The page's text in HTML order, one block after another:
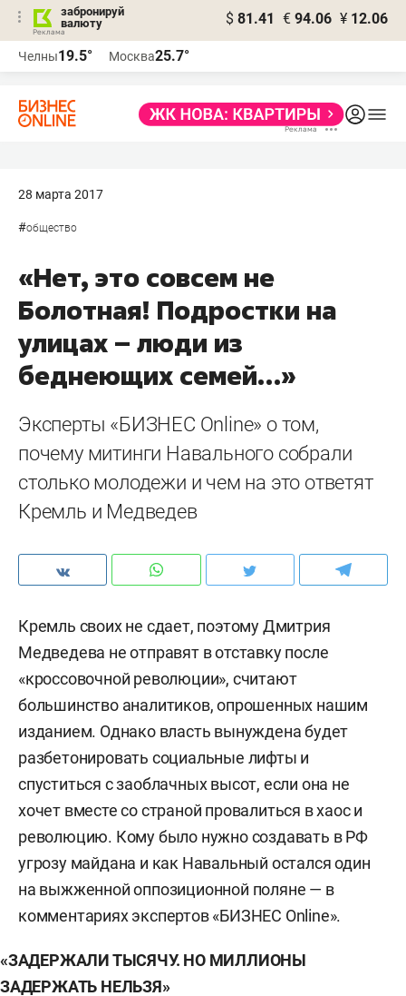
забронируй
валюту
$ 81.41 € 94.06 ¥ 12.06
Челны19.5° Москва25.7°
28 марта 2017
#общество
«Нет, это совсем не
Болотная! Подростки на
улицах – люди из
беднеющих семей…»
Эксперты «БИЗНЕС Online» о том,
почему митинги Навального собрали
столько молодежи и чем на это ответят
Кремль и Медведев
Кремль своих не сдает, поэтому Дмитрия
Медведева не отправят в отставку после
«кроссовочной революции», считают
большинство аналитиков, опрошенных нашим
изданием. Однако власть вынуждена будет
разбетонировать социальные лифты и
спуститься с заоблачных высот, если она не
хочет вместе со страной провалиться в хаос и
революцию. Кому было нужно создавать в РФ
угрозу майдана и как Навальный остался один
на выжженной оппозиционной поляне — в
комментариях экспертов «БИЗНЕС Online».
«ЗАДЕРЖАЛИ ТЫСЯЧУ. НО МИЛЛИОНЫ
ЗАДЕРЖАТЬ НЕЛЬЗЯ»